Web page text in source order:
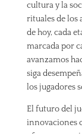
cultura y la
rituales de los
de hoy, cada
marcada por
avanzamos
siga
los jugadores
El futuro del
innovaciones